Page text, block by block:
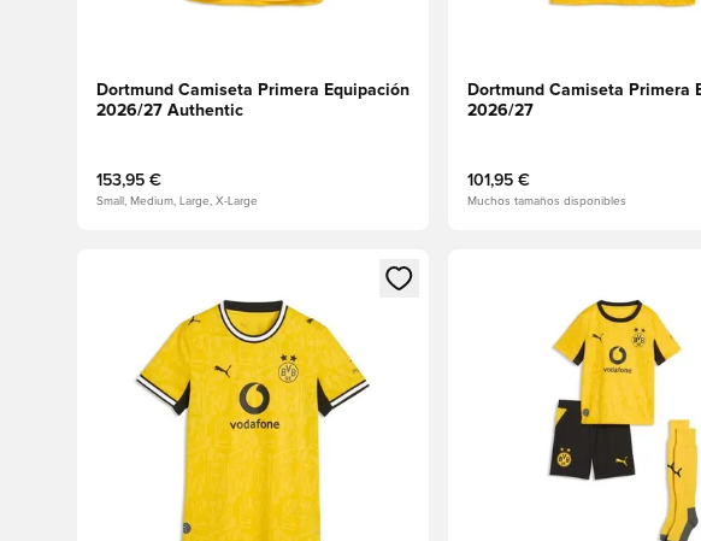
Dortmund Camiseta Primera Equipación
2026/27 Authentic
153,95 €
Small, Medium, Large, X-Large
Dortmund Camiseta Primera
2026/27
101,95 €
Muchos tamaños disponibles
Abre un modal para iniciar sesión o registrarse como miembro
Abre un modal para iniciar